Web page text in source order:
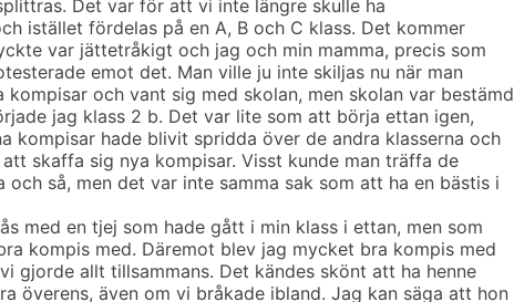
Det var för att vi inte längre skulle ha
istället fördelas på en A, B och C klass. Det kommer
var jättetråkigt och jag och min mamma, precis som
emot det. Man ville ju inte skiljas nu när man
kompisar och vant sig med skolan, men skolan var bestämd
jag klass 2 b. Det var lite som att börja ettan igen,
kompisar hade blivit spridda över de andra klasserna och
skaffa sig nya kompisar. Visst kunde man träffa de
och så, men det var inte samma sak som att ha en bästis i
med en tjej som hade gått i min klass i ettan, men som
kompis med. Däremot blev jag mycket bra kompis med
gjorde allt tillsammans. Det kändes skönt att ha henne
överens, även om vi bråkade ibland. Jag kan säga att hon